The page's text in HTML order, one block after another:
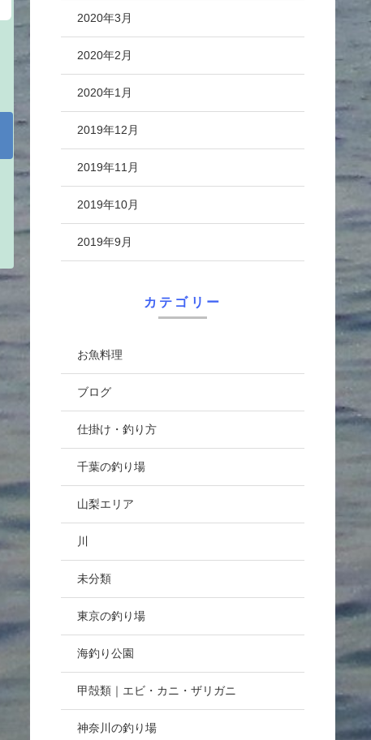
2020年3月
2020年2月
2020年1月
2019年12月
2019年11月
2019年10月
2019年9月
カテゴリー
お魚料理
ブログ
仕掛け・釣り方
千葉の釣り場
山梨エリア
川
未分類
東京の釣り場
海釣り公園
甲殻類｜エビ・カニ・ザリガニ
神奈川の釣り場